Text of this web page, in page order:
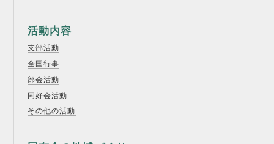
活動内容
支部活動
全国行事
部会活動
同好会活動
その他の活動